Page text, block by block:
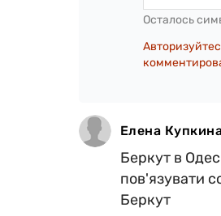
Осталось
Елена
Беркут в
пов'язувати
Беркут